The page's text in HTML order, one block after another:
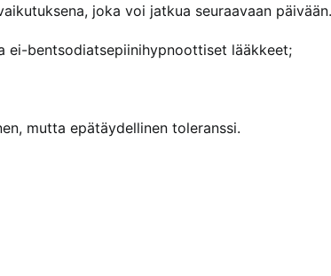
joka voi jatkua seuraavaan päivään.
ei-bentsodiatsepiinihypnoottiset lääkkeet;
mutta epätäydellinen toleranssi.